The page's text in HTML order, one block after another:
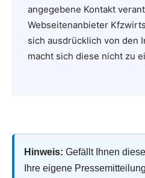
angegebene Kontakt
Webseitenanbieter
sich ausdrücklich von den
macht sich diese nicht zu
Hinweis: Gefällt Ihnen
Ihre eigene